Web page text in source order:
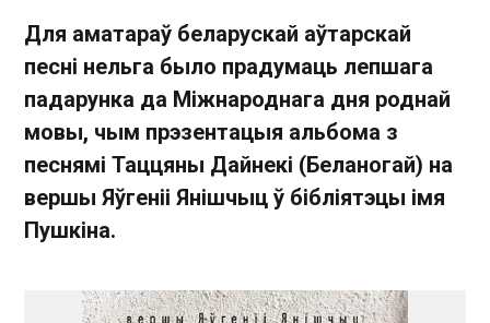
Для аматараў беларускай аўтарскай
песні нельга было прадумаць лепшага
падарунка да Міжнароднага дня роднай
мовы, чым прэзентацыя альбома з
песнямі Таццяны Дайнекі (Беланогай) на
вершы Яўгеніі Янішчыц ў бібліятэцы імя
Пушкіна.